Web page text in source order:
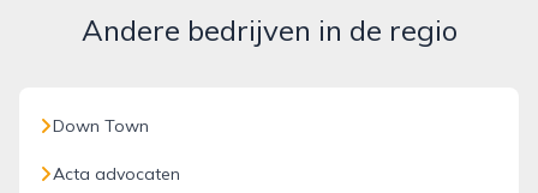
Andere bedrijven in de regio
Down Town
Acta advocaten